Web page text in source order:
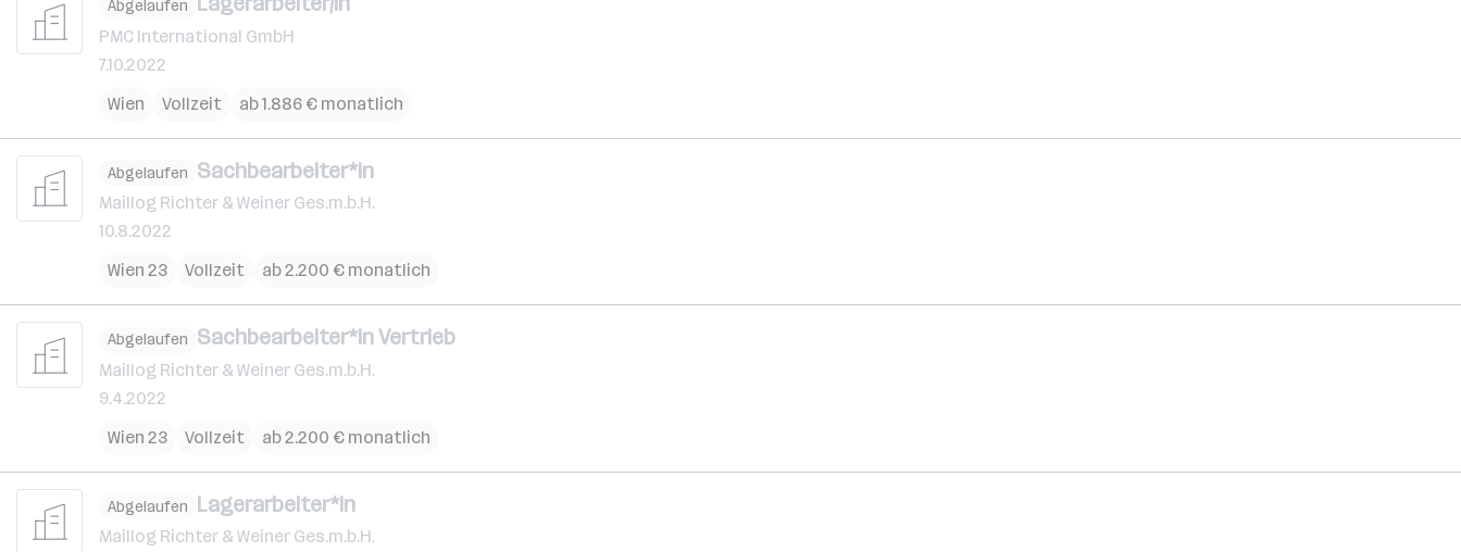
Abgelaufen
PMC International GmbH
7.10.2022
Wien
Vollzeit ab 1.886 € monatlich
Abgelaufen Sachbearbeiter*in
Maillog Richter & Weiner Ges.m.b.H.
10.8.2022
Wien 23
Vollzeit ab 2.200 € monatlich
Abgelaufen Sachbearbeiter*in Vertrieb
Maillog Richter & Weiner Ges.m.b.H.
9.4.2022
Wien 23
Vollzeit ab 2.200 € monatlich
Abgelaufen Lagerarbeiter*in
Maillog Richter & Weiner Ges.m.b.H.